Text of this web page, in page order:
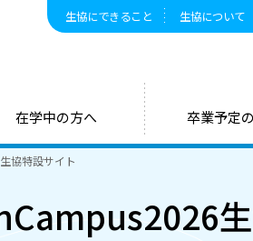
県公立大学生活協同組合（愛知県立大
生協にできること 生協について
在学中の方へ 卒業予定
協特設サイト